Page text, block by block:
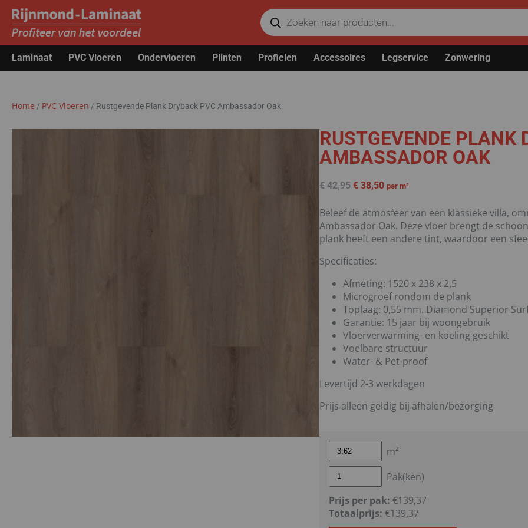
Laminaat PVC Vloeren Ondervloeren Plinten Profielen Accessoires Legservice Zonwering
Home / PVC Vloeren / Rustgevende Plank Dryback PVC Ambassador Oak
RUSTGEVENDE PLANK
AMBASSADOR OAK
€42,95 €38,50 per m²
Beleef de atmosfeer van een klassieke villa,
Ambassador Oak. Deze vloer brengt de
plank heeft een andere tint, waardoor een
Specificaties:
Afmeting: 1520 x 238 x 2,5
Microgroef rondom de plank
Toplaag: 0,55 mm. Diamond Superior
Garantie: 15 jaar bij woongebruik
Vloerverwarming- en koeling geschikt
Voelbare structuur
Water- & Pet-proof
Levertijd 2-3 werkdagen
Prijs alleen geldig bij afhalen/bezorging
m²
Pak(ken)
Prijs per pak: €139,37
Totaalprijs: €139,37